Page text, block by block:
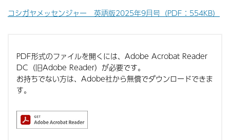
コシガヤメッセンジャー 英語版2025年9月号（PDF：554KB）
PDF形式のファイルを開くには、Adobe Acrobat Reader
DC（旧Adobe Reader）が必要です。
お持ちでない方は、Adobe社から無償でダウンロードできま
す。